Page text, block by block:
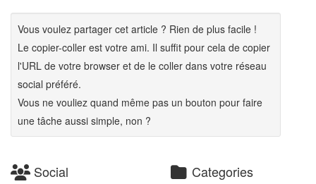
Vous voulez partager cet article ? Rien de plus facile !
Le copier-coller est votre ami. Il suffit pour cela de copier
l'URL de votre browser et de le coller dans votre réseau
social préféré.
Vous ne vouliez quand même pas un bouton pour faire
une tâche aussi simple, non ?
Social
Categories